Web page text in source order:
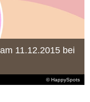
© HappySpots
11.12.2015 bei